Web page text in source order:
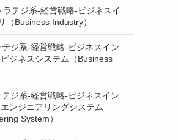
ラテジ系-経営戦略-ビジネスイ
（Business Industry）
ジ系-経営戦略-ビジネスイン
ジネスシステム（Business
ジ系-経営戦略-ビジネスイン
ンジニアリングシステム
System）